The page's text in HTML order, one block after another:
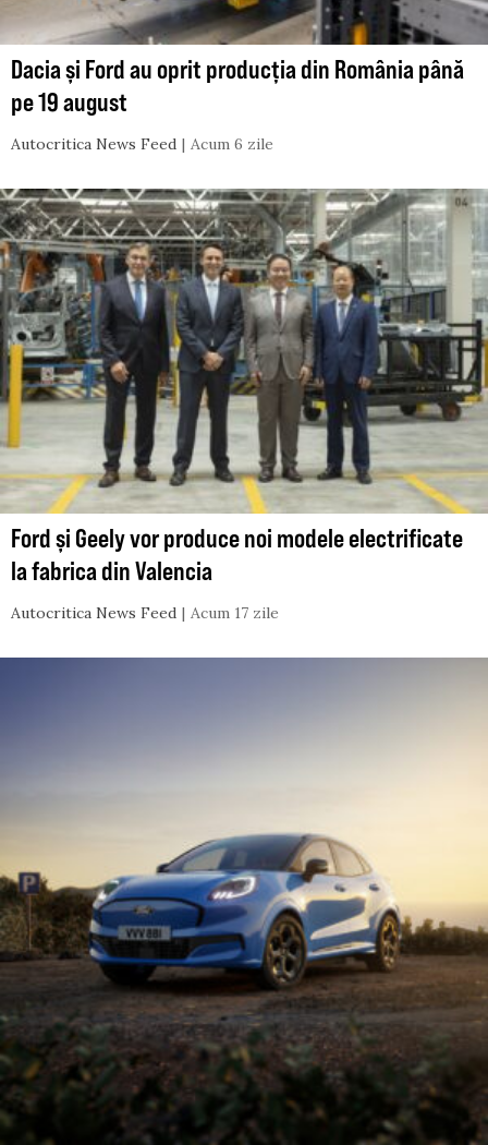
Dacia și Ford au oprit producția din România până
pe 19 august
Autocritica News Feed Acum 6 zile
Ford și Geely vor produce noi modele electrificate
la fabrica din Valencia
Autocritica News Feed Acum 17 zile